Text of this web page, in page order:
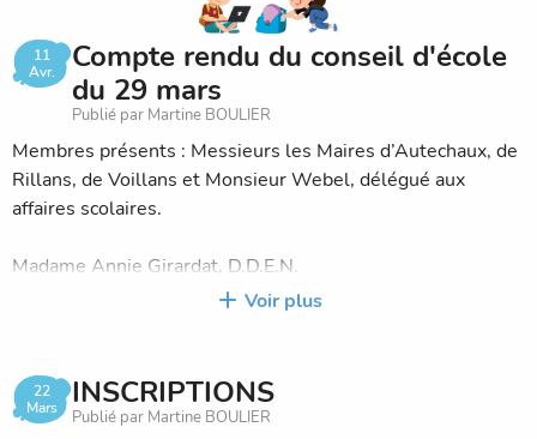
11
Avr.
Compte rendu du conseil d'école
du 29 mars
Publié par Martine BOULIER
Membres présents : Messieurs les Maires d’Autechaux, de
Rillans, de Voillans et Monsieur Webel, délégué aux
affaires scolaires.
Madame Annie Girardat, D.D.E.N.
Houser, Jeannenot Jérôme, Jeannenot Hervé, délégués de
parents d’élèves.
Voir plus
22
Mars
INSCRIPTIONS
Publié par Martine BOULIER